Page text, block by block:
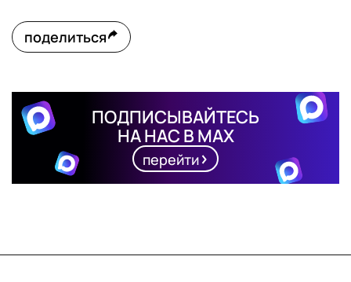
поделиться
ПОДПИСЫВАЙТЕСЬ
НА НАС В MAX
перейти